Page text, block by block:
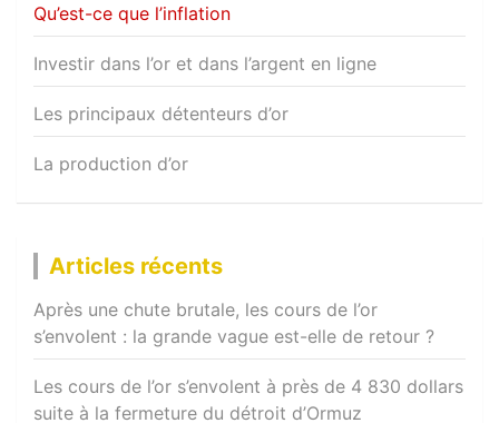
Qu’est-ce que l’inflation
Investir dans l’or et dans l’argent en ligne
Les principaux détenteurs d’or
La production d’or
Articles récents
Après une chute brutale, les cours de l’or
s’envolent : la grande vague est-elle de retour ?
Les cours de l’or s’envolent à près de 4 830 dollars
suite à la fermeture du détroit d’Ormuz